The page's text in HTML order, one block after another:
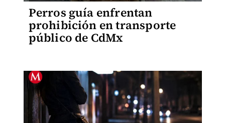
Perros guía enfrentan
prohibición en transporte
público de CdMx